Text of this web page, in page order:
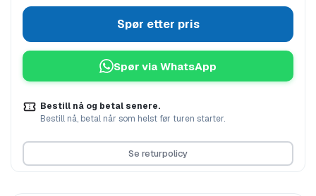
Spør etter pris
Spør via WhatsApp
Bestill nå og betal senere.
Bestill nå, betal når som helst før turen starter.
Se returpolicy